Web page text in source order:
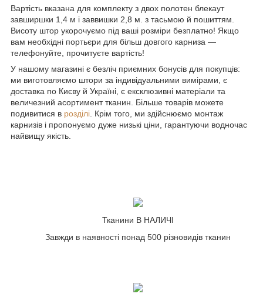
Вартість вказана для комплекту з двох полотен блекаут
завширшки 1,4 м і заввишки 2,8 м. з тасьмою й пошиттям.
Висоту штор укорочуємо під ваші розміри безплатно! Якщо
вам необхідні портьєри для більш довгого карниза —
телефонуйте, прочитуєте вартість!
У нашому магазині є безліч приємних бонусів для покупців:
ми виготовляємо штори за індивідуальними вимірами, є
доставка по Києву й Україні, є ексклюзивні матеріали та
величезний асортимент тканин. Більше товарів можете
подивитися в розділі. Крім того, ми здійснюємо монтаж
карнизів і пропонуємо дуже низькі ціни, гарантуючи водночас
найвищу якість.
Тканини В НАЛИЧІ
Завжди в наявності понад 500 різновидів тканин